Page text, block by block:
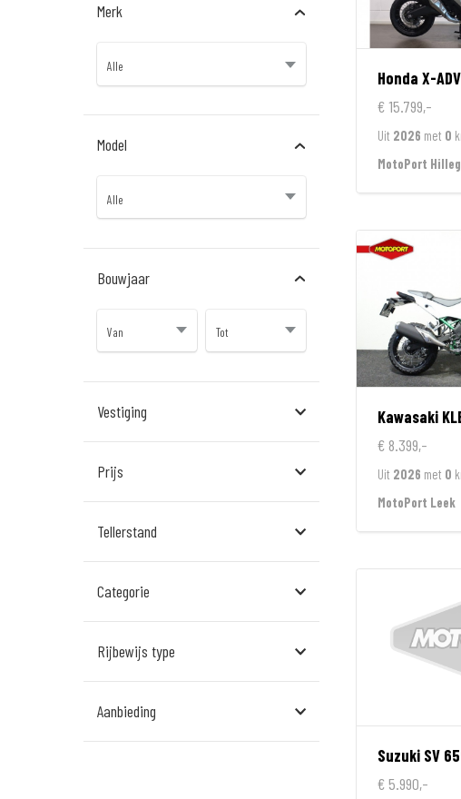
Merk
Model
Bouwjaar
Vestiging
Den Bosch
Hillegom
Leek
Leeuwarden
Prijs
Tellerstand
Categorie
Rijbewijs type
Aanbieding
Honda X-ADV
€ 15.799,-
Uit 2026 met 0
MotoPort
Kawasaki
€ 8.399,-
Uit 2026 met 0
MotoPort Leek
Suzuki SV
€ 5.990,-